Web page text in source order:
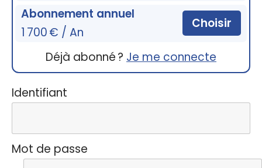
Abonnement annuel
1 700 € / An
Choisir
Déjà abonné ? Je me connecte
Identifiant
Mot de passe